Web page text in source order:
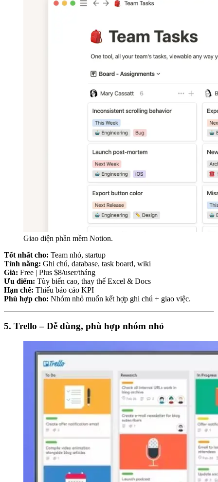
Giao diện phần mềm Notion.
Tốt nhất cho: Team nhỏ, startup
Tính năng: Ghi chú, database, task board, wiki
Giá: Free | Plus $8/user/tháng
Ưu điểm: Tùy biến cao, thay thế Excel & Docs
Hạn chế: Thiếu báo cáo KPI
Phù hợp cho: Nhóm nhỏ muốn kết hợp ghi chú + giao việc.
5. Trello – Dễ dùng, phù hợp nhóm nhỏ